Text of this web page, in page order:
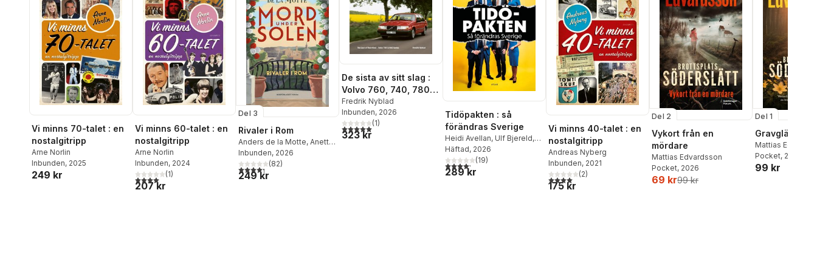
Vi minns 70-talet : en
nostalgitripp
Arne Norlin
Inbunden, 2025
249 kr
Vi minns 60-talet : en
nostalgitripp
Arne Norlin
Inbunden, 2024
4,0utav 5 stjärnor. Totalt antal röster:
(1)
207 kr
Del 3
Rivaler i Rom
Anders de la Motte, Anette
de la Motte
Inbunden, 2026
4,3utav 5 stjärnor. Totalt antal röster:
(82)
249 kr
De sista av sitt slag :
Volvo 760, 740, 780,
940 & 960 / The last
of their kind : Volvo
700 & 900 series
Fredrik Nyblad
Inbunden, 2026
5,0utav 5 stjärnor. Totalt antal röster:
(1)
323 kr
Tidöpakten : så
förändras Sverige
Heidi Avellan, Ulf Bjereld,
Jonas Hinnfors
Häftad, 2026
4,2utav 5 stjärnor. Totalt antal röster:
(19)
289 kr
Vi minns 40-talet : en
nostalgitripp
Andreas Nyberg
Inbunden, 2021
4,0utav 5 stjärnor. Totalt antal röster:
(2)
175 kr
Del 2
Vykort från en
mördare
Mattias Edvardsson
Pocket, 2026
69 kr99 kr
Del 1
Gravglänta
Mattias
Pocket, 2026
99 kr